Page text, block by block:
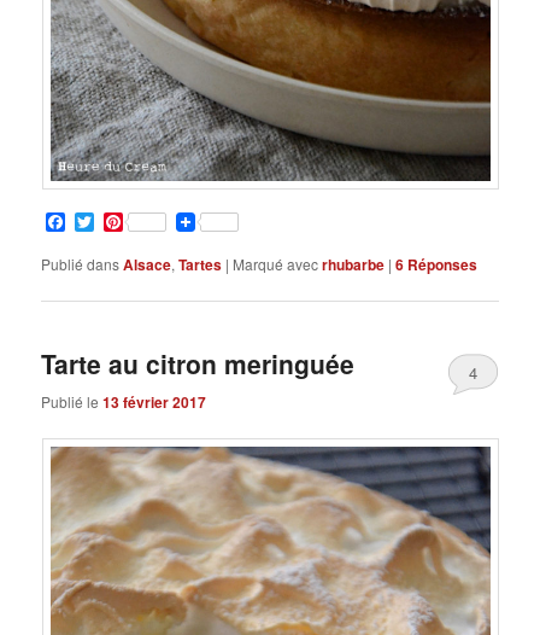
Facebook
TwitterPinterest
Publié dansAlsace,Tartes | Marqué avecrhubarbe |6 Réponses
Tarte au citron meringuée
Publié le13 février 2017
4